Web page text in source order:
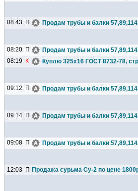
08:43 П Продам трубы и балки
08:20 П Продам трубы и балки
08:19
К Куплю 325х16 ГОСТ 8732-78,
09:12 П Продам трубы и балки
09:14 П Продам трубы и балки
09:08 П Продам трубы и балки
12:03 П Продажа сурьма Су-2 по цене